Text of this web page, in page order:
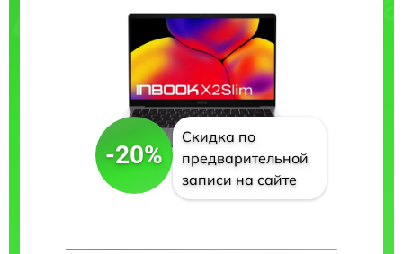
-20%
Скидка по
предварительной
записи на сайте